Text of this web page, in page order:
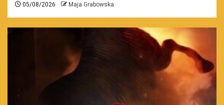
05/08/2026 Maja Grabowska